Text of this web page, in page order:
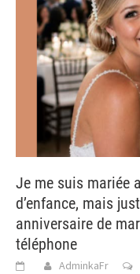
Je me suis mariée
d’enfance, mais
anniversaire de
téléphone
AdminkaFr